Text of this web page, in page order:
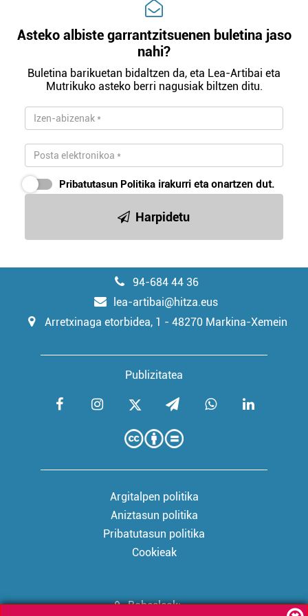
Asteko albiste garrantzitsuenen buletina jaso
nahi?
Buletina barikuetan bidaltzen da, eta Lea-Artibai eta
Mutrikuko asteko berri nagusiak biltzen ditu.
Pribatutasun Politika irakurri eta onartzen dut.
Harpidetu
94-684 44 36
lea-artibai@hitza.eus
Arretxinaga etorbidea, 1 - 48270 Markina-Xemein
Publizitatea
Argitalpen politika
Aniztasun politika
Pribatutasun politika
Cookieak
Babesleak: